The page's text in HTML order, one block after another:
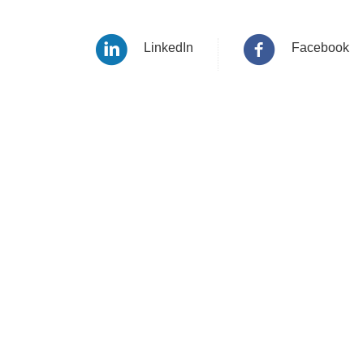
LinkedIn Facebook